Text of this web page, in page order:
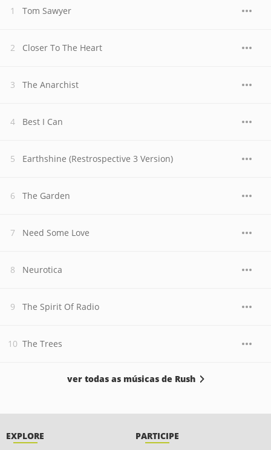
Tom Sawyer
Closer To The Heart
The Anarchist
Best I Can
Earthshine (Restrospective 3 Version)
The Garden
Need Some Love
Neurotica
The Spirit Of Radio
The Trees
ver todas as músicas de Rush
EXPLORE PARTICIPE